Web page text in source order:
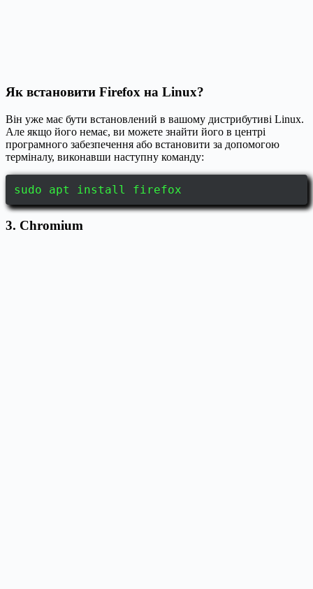
Як встановити Firefox на Linux?
Він уже має бути встановлений в вашому дистрибутиві Linux.
Але якщо його немає, ви можете знайти його в центрі
програмного забезпечення або встановити за допомогою
терміналу, виконавши наступну команду:
sudo apt install firefox
3. Chromium